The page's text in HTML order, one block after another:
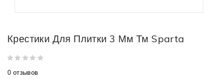
Крестики Для Плитки 3 Мм Тм Sparta
0 отзывов